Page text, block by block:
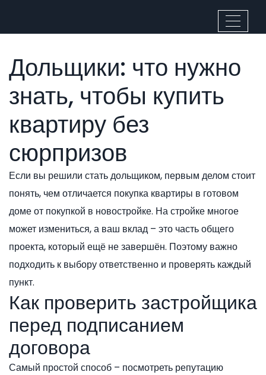
Дольщики: что нужно
знать, чтобы купить
квартиру без
сюрпризов
Если вы решили стать дольщиком, первым делом стоит
понять, чем отличается покупка квартиры в готовом
доме от покупкой в новостройке. На стройке многое
может измениться, а ваш вклад – это часть общего
проекта, который ещё не завершён. Поэтому важно
подходить к выбору ответственно и проверять каждый
пункт.
Как проверить застройщика
перед подписанием
договора
Самый простой способ – посмотреть репутацию